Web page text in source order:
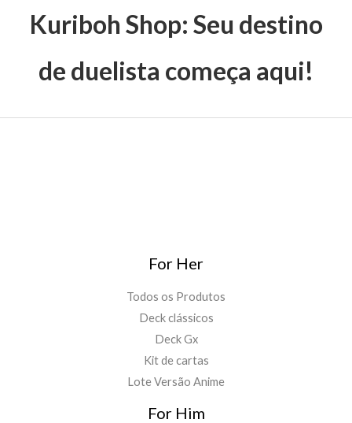
Kuriboh Shop: Seu destino
de duelista começa aqui!
For Her
Todos os Produtos
Deck clássicos
Deck Gx
Kit de cartas
Lote Versão Anime
For Him